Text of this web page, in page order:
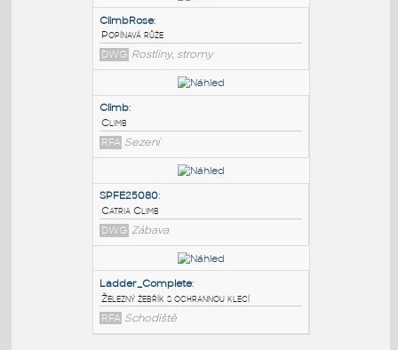
PODOBNÉ BLOKY:
ClimbRose:
Popínavá růže
DWG Rostliny, stromy
Climb
RFA Sezení